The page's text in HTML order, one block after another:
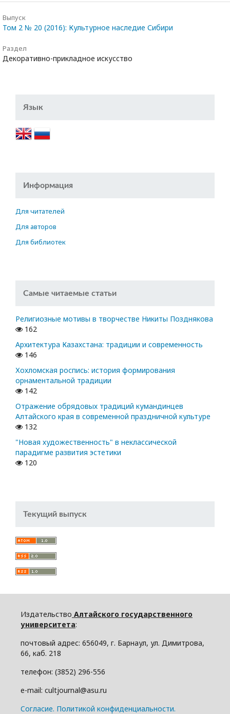
Выпуск
Том 2 № 20 (2016): Культурное наследие Сибири
Раздел
Декоративно-прикладное искусство
Язык
Информация
Для читателей
Для авторов
Для библиотек
Самые читаемые статьи
Религиозные мотивы в творчестве Никиты Позднякова
162
Архитектура Казахстана: традиции и современность
146
Хохломская роспись: история формирования
орнаментальной традиции
142
Отражение обрядовых традиций кумандинцев
Алтайского края в современной праздничной культуре
132
"Новая художественность" в неклассической
парадигме развития эстетики
120
Текущий выпуск
Издательство Алтайского государственного
университета:
почтовый адрес: 656049, г. Барнаул, ул. Димитрова,
66, каб. 218
телефон: (3852) 296-556
e-mail: cultjournal@asu.ru
Cогласие. Политикой конфиденциальности.